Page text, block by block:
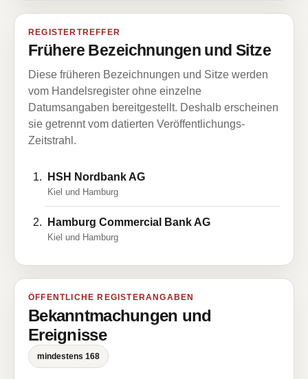
REGISTERTREFFER
Frühere Bezeichnungen und Sitze
Diese früheren Bezeichnungen und Sitze werden
vom Handelsregister ohne einzelne
Datumsangaben bereitgestellt. Deshalb erscheinen
sie getrennt vom datierten Veröffentlichungs-
Zeitstrahl.
HSH Nordbank AG
Kiel und Hamburg
Hamburg Commercial Bank AG
Kiel und Hamburg
ÖFFENTLICHE REGISTERANGABEN
Bekanntmachungen und
Ereignisse
mindestens 168